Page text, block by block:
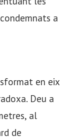
a
en eix
Deu a
al
de